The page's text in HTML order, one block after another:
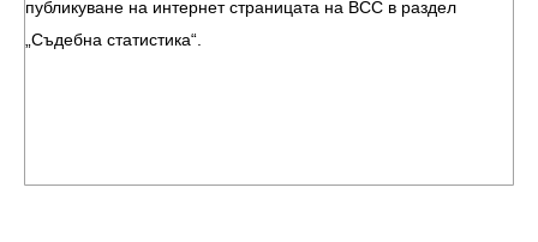
публикуване на интернет страницата на ВСС в раздел
„Съдебна статистика“.